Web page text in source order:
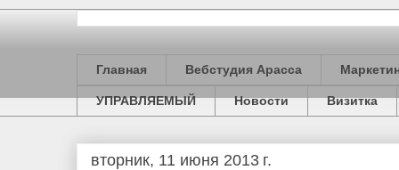
Главная Вебстудия Арасса
УПРАВЛЯЕМЫЙ Новости Визитка
вторник, 11 июня 2013 г.